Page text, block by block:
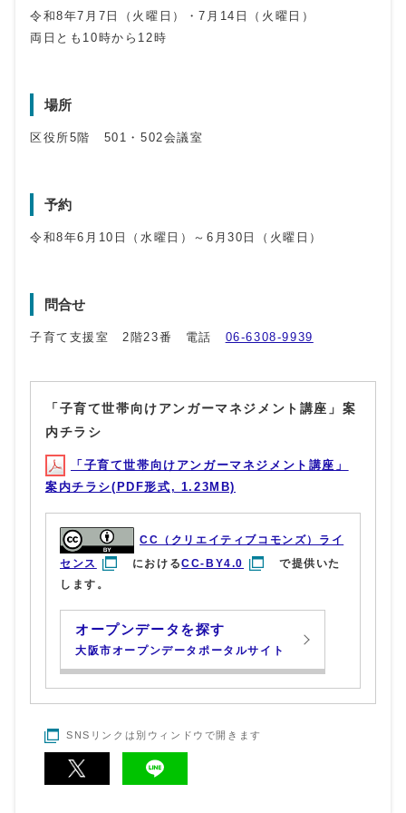
令和8年7月7日（火曜日）・7月14日（火曜日）
両日とも10時から12時
場所
区役所5階 501・502会議室
予約
令和8年6月10日（水曜日）～6月30日（火曜日）
問合せ
子育て支援室 2階23番 電話 06-6308-9939
「子育て世帯向けアンガーマネジメント講座」案
内チラシ
「子育て世帯向けアンガーマネジメント講座」
案内チラシ(PDF形式, 1.23MB)
CC（クリエイティブコモンズ）ライ
センス
におけるCC-BY4.0
で提供いた
します。
オープンデータを探す
大阪市オープンデータポータルサイト
SNSリンクは別ウィンドウで開きます